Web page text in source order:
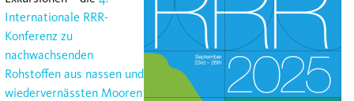
Internationale RRR-
Konferenz zu
nachwachsenden
Rohstoffen aus nassen und
wiedervernässten Mooren